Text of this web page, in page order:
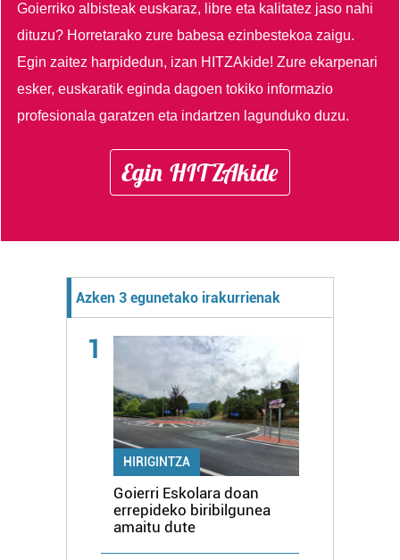
Goierriko albisteak euskaraz, libre eta kalitatez jaso nahi
dituzu? Horretarako zure babesa ezinbestekoa zaigu.
Egin zaitez harpidedun, izan HITZAkide!Zure ekarpenari
esker, euskaratik eginda dagoen tokiko informazio
profesionala garatzen eta indartzen lagunduko duzu.
Egin HITZAkide
Azken 3 egunetako irakurrienak
1
HIRIGINTZA
Goierri Eskolara doan
errepideko biribilgunea
amaitu dute